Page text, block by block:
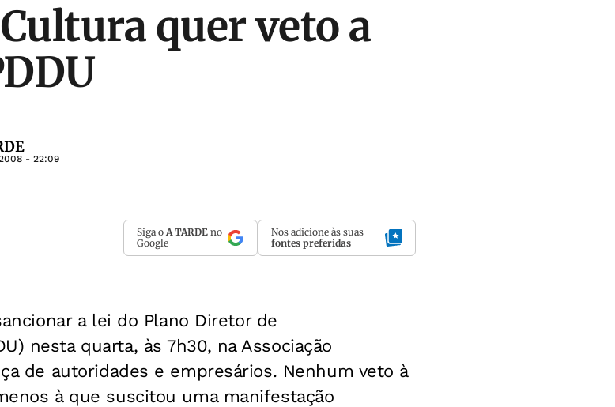
quer veto a
- 22:09
Siga o A TARDE no
Google
Nos adicione às suas
fontes preferidas
a lei do Plano Diretor de
nesta quarta, às 7h30, na Associação
de autoridades e empresários. Nenhum veto à
à que suscitou uma manifestação